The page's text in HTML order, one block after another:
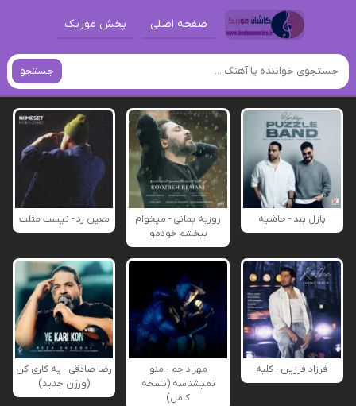
صفحه اصلی پخش موزیک
جستجو
پازل بند - حاشیه
روزبه بمانی - میخوام
ببخشم خودمو
معین زد - نیست مثلت
فرزاد فرزین - کلبه
مهراد جم - منو
نمیشناسه (نسخه
کامل)
رضا صادقی - یه کاری کن
(ورژن جدید)